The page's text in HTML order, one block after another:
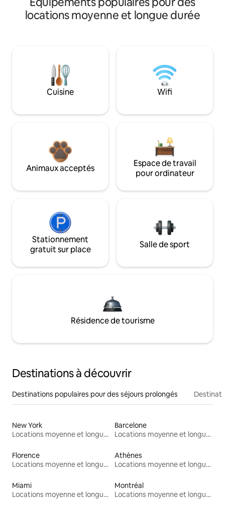
locations moyenne et longue durée
Cuisine Wifi
Animaux acceptés
Espace de travail
pour ordinateur
Stationnement
gratuit sur place
Salle de sport
Résidence de tourisme
Destinations à découvrir
Destinations populaires pour des séjours prolongés
New York
Locations moyenne et longue durée
Barcelone
Locations moyenne et longue durée
Florence
Locations moyenne et longue durée
Athènes
Locations moyenne et longue durée
Miami
Locations moyenne et longue durée
Montréal
Locations moyenne et longue durée